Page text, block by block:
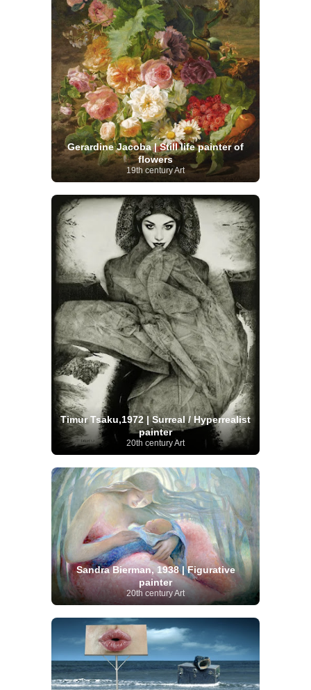
Gerardine Jacoba | Still life painter of
flowers
19th century Art
Timur Tsaku,1972 | Surreal / Hyperrealist
painter
20th century Art
Sandra Bierman, 1938 | Figurative
painter
20th century Art